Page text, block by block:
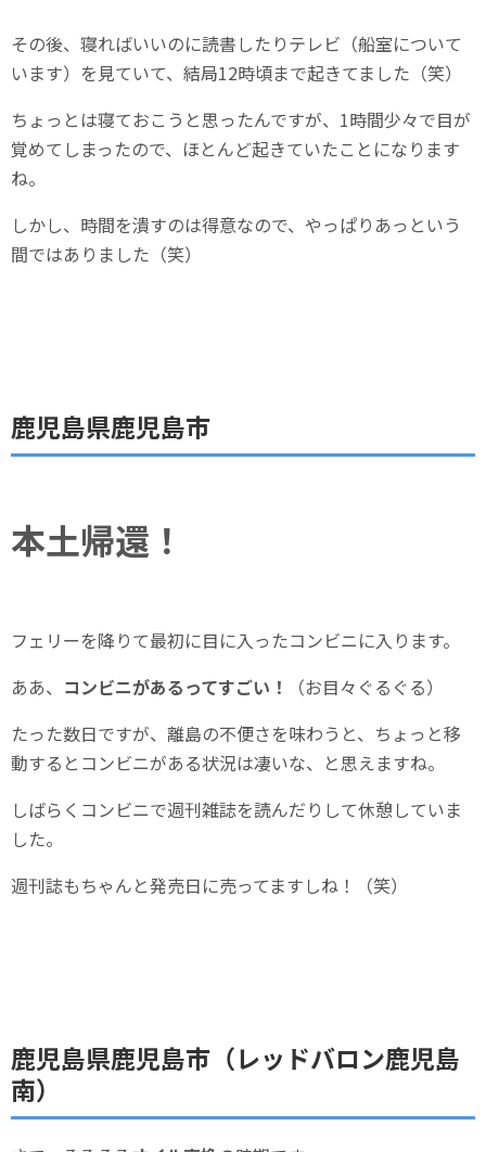
その後、寝ればいいのに読書したりテレビ（船室について
います）を見ていて、結局12時頃まで起きてました（笑）
ちょっとは寝ておこうと思ったんですが、1時間少々で目が
覚めてしまったので、ほとんど起きていたことになります
ね。
しかし、時間を潰すのは得意なので、やっぱりあっという
間ではありました（笑）
鹿児島県鹿児島市
本土帰還！
フェリーを降りて最初に目に入ったコンビニに入ります。
ああ、 コンビニがあるってすごい！
（お目々ぐるぐる）
たった数日ですが、離島の不便さを味わうと、ちょっと移
動するとコンビニがある状況は凄いな、と思えますね。
しばらくコンビニで週刊雑誌を読んだりして休憩していま
した。
週刊誌もちゃんと発売日に売ってますしね！（笑）
鹿児島県鹿児島市（レッドバロン鹿児島
南）